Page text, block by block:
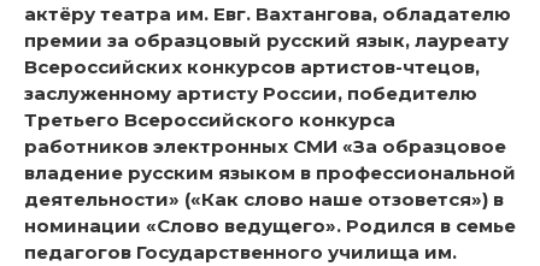
актёру театра им. Евг. Вахтангова, обладателю
премии за образцовый русский язык, лауреату
Всероссийских конкурсов артистов-чтецов,
заслуженному артисту России, победителю
Третьего Всероссийского конкурса
работников электронных СМИ «За образцовое
владение русским языком в профессиональной
деятельности» («Как слово наше отзовется») в
номинации «Слово ведущего». Родился в семье
педагогов Государственного училища им.